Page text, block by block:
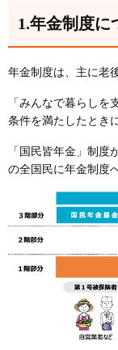
1.年金制度に
年金制度は、主に老
「みんなで暮らし
条件を満たしたとき
「国民皆年金」制度
の全国民に年金制度